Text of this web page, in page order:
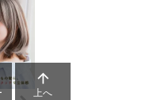

上へ